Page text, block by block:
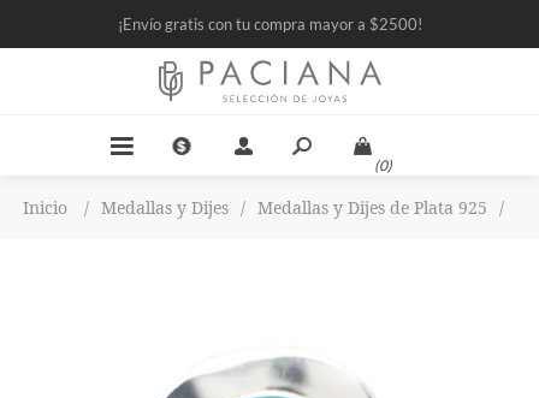
¡Envío gratis con tu compra mayor a $2500!
(0)
Inicio / Medallas y Dijes / Medallas y Dijes de Plata 925 /